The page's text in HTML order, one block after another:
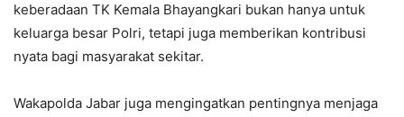
keberadaan TK Kemala Bhayangkari bukan hanya untuk
keluarga besar Polri, tetapi juga memberikan kontribusi
nyata bagi masyarakat sekitar.
Wakapolda Jabar juga mengingatkan pentingnya menjaga